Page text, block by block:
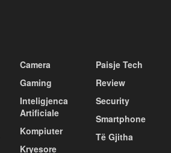
Camera
Gaming
Inteligjenca
Artificiale
Kompiuter
Kryesore
Paisje Tech
Review
Security
Smartphone
Të Gjitha